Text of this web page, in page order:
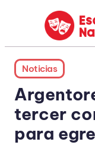
Noticias
tercer
para